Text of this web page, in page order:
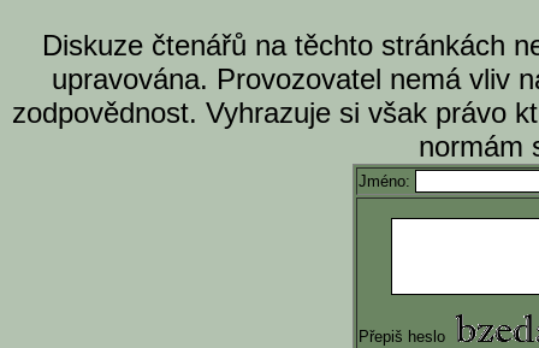
Diskuze čtenářů na těchto stránkách
upravována. Provozovatel nemá vliv
zodpovědnost. Vyhrazuje si však právo
normám
Jméno:
Přepiš heslo